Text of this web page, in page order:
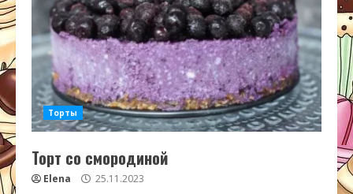
Торты
Торт со смородиной
Elena 25.11.2023